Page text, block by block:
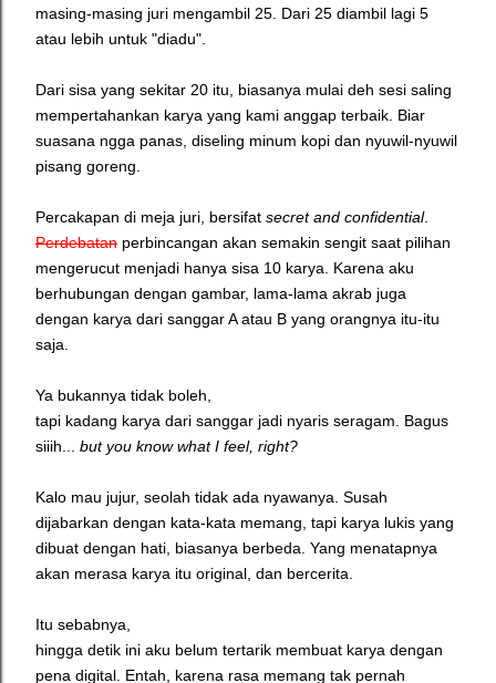
masing-masing juri mengambil 25. Dari 25 diambil lagi 5
atau lebih untuk "diadu".
Dari sisa yang sekitar 20 itu, biasanya mulai deh sesi saling
mempertahankan karya yang kami anggap terbaik. Biar
suasana ngga panas, diseling minum kopi dan nyuwil-nyuwil
pisang goreng.
Percakapan di meja juri, bersifat secret and confidential.
Perdebatan perbincangan akan semakin sengit saat pilihan
mengerucut menjadi hanya sisa 10 karya. Karena aku
berhubungan dengan gambar, lama-lama akrab juga
dengan karya dari sanggar A atau B yang orangnya itu-itu
saja.
Ya bukannya tidak boleh,
tapi kadang karya dari sanggar jadi nyaris seragam. Bagus
siiih... but you know what I feel, right?
Kalo mau jujur, seolah tidak ada nyawanya. Susah
dijabarkan dengan kata-kata memang, tapi karya lukis yang
dibuat dengan hati, biasanya berbeda. Yang menatapnya
akan merasa karya itu original, dan bercerita.
Itu sebabnya,
hingga detik ini aku belum tertarik membuat karya dengan
pena digital. Entah, karena rasa memang tak pernah